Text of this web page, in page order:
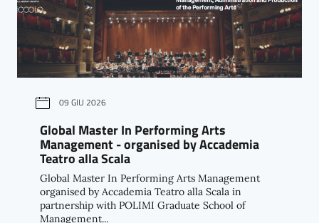
09 GIU 2026
Global Master In Performing Arts
Management - organised by Accademia
Teatro alla Scala
Global Master In Performing Arts Management
organised by Accademia Teatro alla Scala in
partnership with POLIMI Graduate School of
Management...